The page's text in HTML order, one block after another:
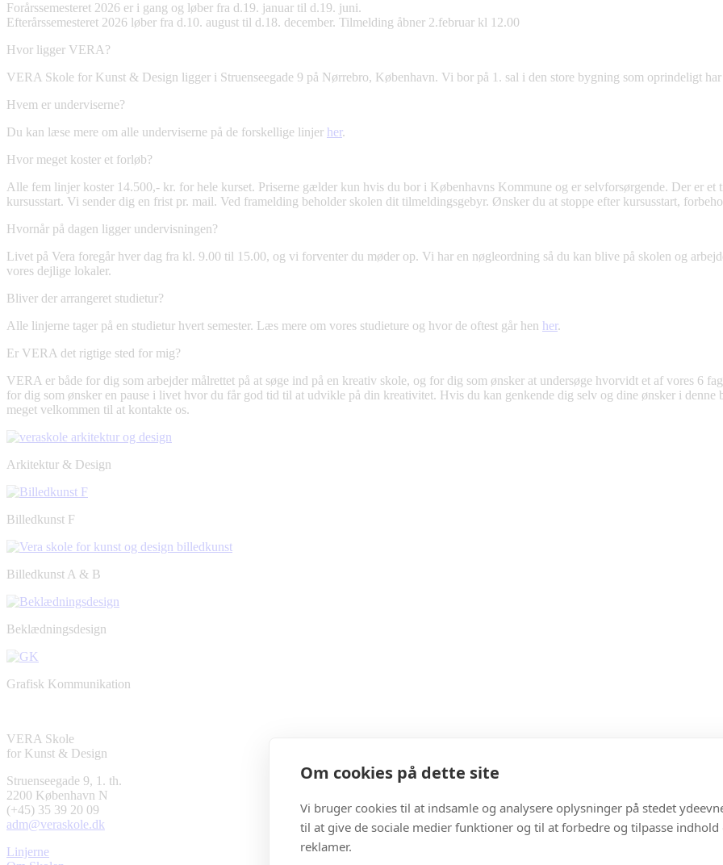
Om cookies på dette site
Vi bruger cookies til at indsamle og analysere oplysninger på stedet
til at give de sociale medier funktioner og til at forbedre og tilpasse indhold
reklamer.
Forårssemesteret 2026 er i gang og løber fra d.19. januar til d.19. juni.
Efterårssemesteret 2026 løber fra d.10. august til d.18. december. Tilmelding åbner 2.februar kl 12.00
Hvor ligger VERA?
VERA Skole for Kunst & Design ligger i Struenseegade 9 på Nørrebro, København. Vi bor på 1. sal i den store bygning som oprindeligt
Hvem er underviserne?
Du kan læse mere om alle underviserne på de forskellige linjer her.
Hvor meget koster et forløb?
Alle fem linjer koster 14.500,- kr. for hele kurset. Priserne gælder kun hvis du bor i Københavns Kommune og er selvforsørgende. Der er et
kursusstart. Vi sender dig en frist pr. mail. Ved framelding beholder skolen dit tilmeldingsgebyr. Ønsker du at stoppe efter kursusstart,
Hvornår på dagen ligger undervisningen?
Livet på Vera foregår hver dag fra kl. 9.00 til 15.00, og vi forventer du møder op. Vi har en nøgleordning så du kan blive på skolen og
vores dejlige lokaler.
Bliver der arrangeret studietur?
Alle linjerne tager på en studietur hvert semester. Læs mere om vores studieture og hvor de oftest går hen her.
Er VERA det rigtige sted for mig?
VERA er både for dig som arbejder målrettet på at søge ind på en kreativ skole, og for dig som ønsker at undersøge hvorvidt et af vores 6
for dig som ønsker en pause i livet hvor du får god tid til at udvikle på din kreativitet. Hvis du kan genkende dig selv og dine ønsker i
meget velkommen til at kontakte os.
Arkitektur & Design
Billedkunst F
Billedkunst A & B
Beklædningsdesign
Grafisk Kommunikation
VERA Skole
for Kunst & Design
Struenseegade 9, 1. th.
2200 København N
(+45) 35 39 20 09
adm@veraskole.dk
Linjerne